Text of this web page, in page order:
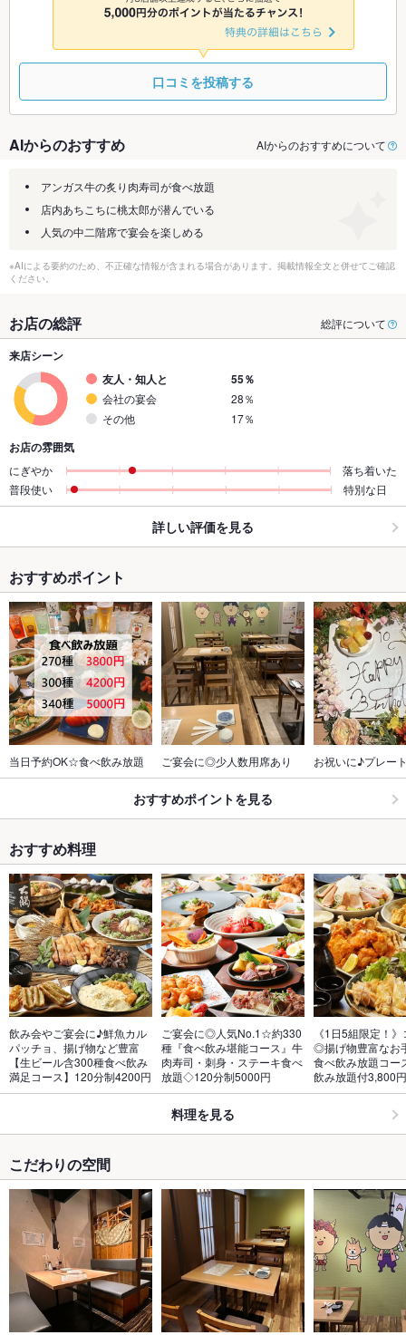
◎ ◎ ◎
口コミを投稿する
AIからのおすすめ AIからのおすすめについて
アンガス牛の炙り肉寿司が食べ放題
店内あちこちに桃太郎が潜んでいる
人気の中二階席で宴会を楽しめる
※AIによる要約のため、不正確な情報が含まれる場合があります。掲載情報全文と併せてご確認
ください。
お店の総評 総評について
来店シーン
友人・知人と
55％
会社の宴会
28％
その他
17％
お店の雰囲気
にぎやか
落ち着いた
普段使い
特別な日
詳しい評価を見る
おすすめポイント
当日予約OK☆食べ飲み放題 ご宴会に◎少人数用席あり お祝いに♪プレ
おすすめポイントを見る
おすすめ料理
飲み会やご宴会に♪鮮魚カル
パッチョ、揚げ物など豊富
【生ビール含300種食べ飲み
満足コース】120分制4200円
ご宴会に◎人気No.1☆約330
種『食べ飲み堪能コース』牛
肉寿司・刺身・ステーキ食べ
放題◇120分制5000円
《1日5組限定！
◎揚げ物豊富なお
食べ飲み放題コー
飲み放題付3,800円
料理を見る
こだわりの空間